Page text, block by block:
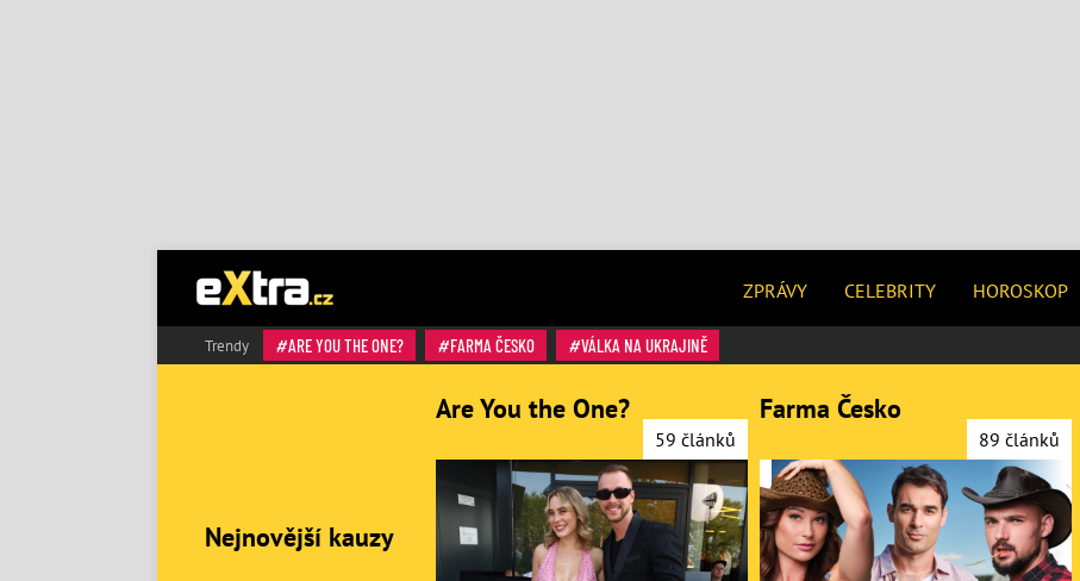
ZPRÁVY CELEBRITY HOROSKOP
Trendy ARE YOU THE ONE? FARMA ČESKO VÁLKA NA UKRAJINĚ
Nejnovější kauzy
Are You the One?
59 článků
Farma Česko
89 článků